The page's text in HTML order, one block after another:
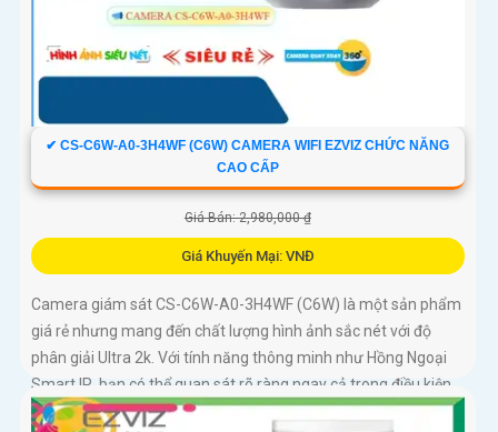
✔ CS-C6W-A0-3H4WF (C6W) CAMERA WIFI EZVIZ CHỨC NĂNG
CAO CẤP
Giá Bán: 2,980,000 ₫
Giá Khuyến Mại: VNĐ
Camera giám sát CS-C6W-A0-3H4WF (C6W) là một sản phẩm
giá rẻ nhưng mang đến chất lượng hình ảnh sắc nét với độ
phân giải Ultra 2k. Với tính năng thông minh như Hồng Ngoại
Smart IR, bạn có thể quan sát rõ ràng ngay cả trong điều kiện
ánh sáng yếu